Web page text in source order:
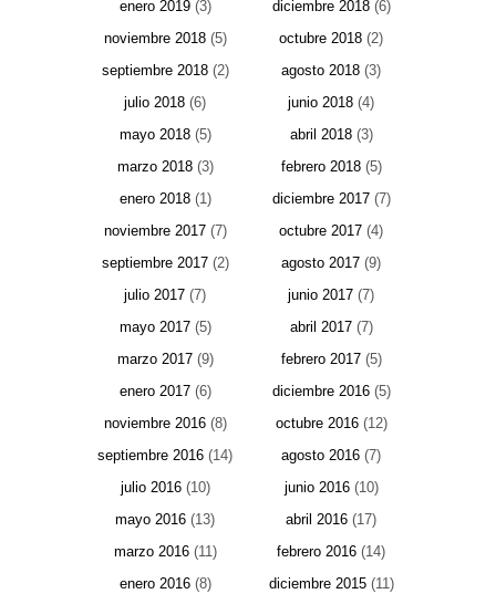
enero 2019(3) diciembre 2018(6)
noviembre 2018(5) octubre 2018 (2)
septiembre 2018(2) agosto 2018 (3)
julio 2018 (6) junio 2018 (4)
mayo 2018(5) abril 2018(3)
marzo 2018(3) febrero 2018(5)
enero 2018(1) diciembre 2017(7)
noviembre 2017(7) octubre 2017 (4)
septiembre 2017(2) agosto 2017 (9)
julio 2017 (7) junio 2017 (7)
mayo 2017(5) abril 2017(7)
marzo 2017(9) febrero 2017(5)
enero 2017(6) diciembre 2016(5)
noviembre 2016(8) octubre 2016(12)
septiembre 2016 (14) agosto 2016 (7)
julio 2016(10) junio 2016(10)
mayo 2016 (13) abril 2016 (17)
marzo 2016(11) febrero 2016 (14)
enero 2016(8) diciembre 2015(11)